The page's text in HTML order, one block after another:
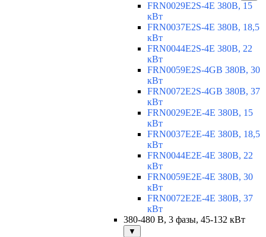
FRN0029E2S-4E 380В, 15
кВт
FRN0037E2S-4E 380В, 18,5
кВт
FRN0044E2S-4E 380В, 22
кВт
FRN0059E2S-4GB 380В, 30
кВт
FRN0072E2S-4GB 380В, 37
кВт
FRN0029E2E-4E 380В, 15
кВт
FRN0037E2E-4E 380В, 18,5
кВт
FRN0044E2E-4E 380В, 22
кВт
FRN0059E2E-4E 380В, 30
кВт
FRN0072E2E-4E 380В, 37
кВт
380-480 В, 3 фазы, 45-132 кВт
▼